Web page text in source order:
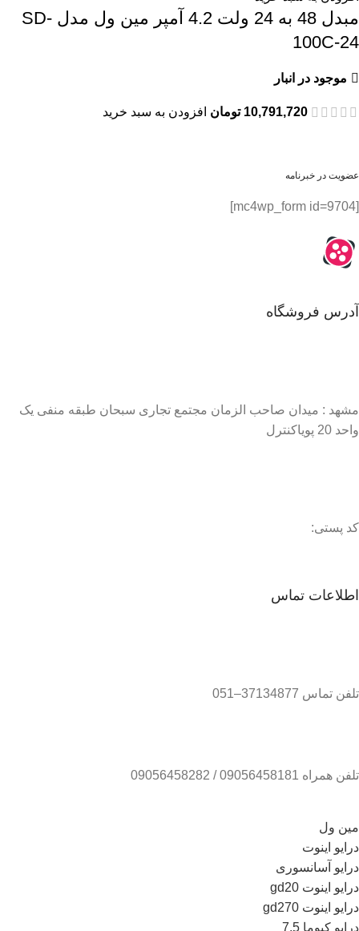
مبدل 48 به 24 ولت 4.2 آمپر مین ول مدل SD-
100C-24
موجود در انبار
10,791,720 تومان افزودن به سبد خرید
عضویت در خبرنامه
[mc4wp_form id=9704]
آدرس فروشگاه
مشهد : میدان صاحب الزمان مجتمع تجاری سبحان طبقه منفی یک
واحد 20 پویاکنترل
کد پستی:
اطلاعات تماس
تلفن تماس 37134877–051
تلفن همراه 09056458181 / 09056458282
مین ول
درایو اینوت
درایو آسانسوری
درایو اینوت gd20
درایو اینوت gd270
درایو کیوما 7.5